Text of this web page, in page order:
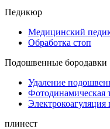
Педикюр
Медицинский
Обработка стоп
Подошвенные бородавки
Удаление
Фотодинамическая
плинест